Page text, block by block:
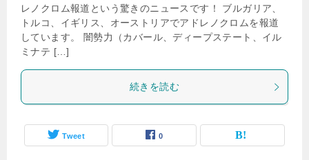
レノクロム報道という驚きのニュースです！ ブルガリア、
トルコ、イギリス、オーストリアでアドレノクロムを報道
しています。 闇勢力（カバール、ディープステート、イル
ミナテ […]
続きを読む
Tweet 0